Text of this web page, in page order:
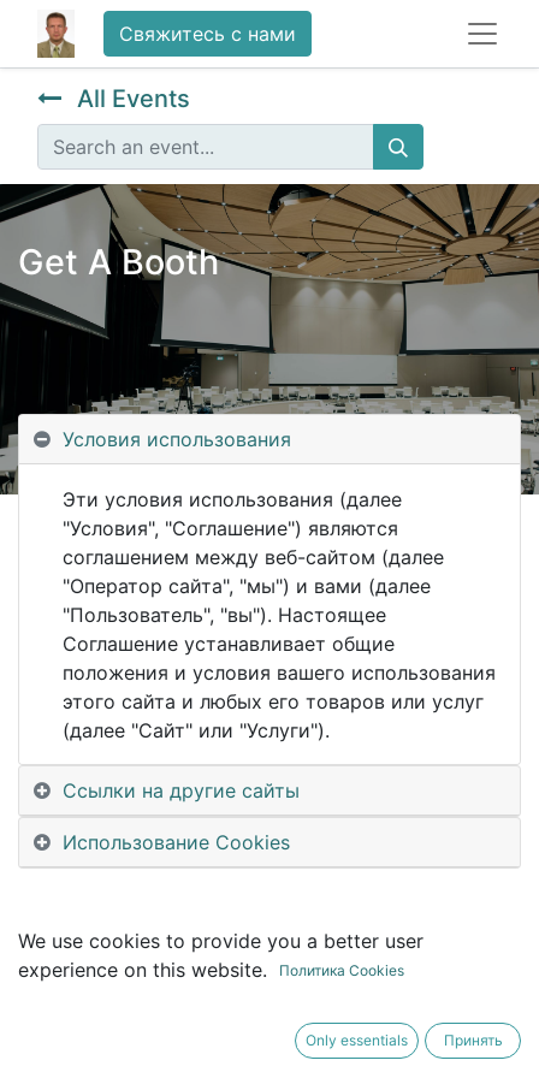
Свяжитесь с нами
All Events
Get A Booth
This event is finished. It's no longer possible to
book a booth.
Условия использования
Эти условия использования (далее
"Условия", "Соглашение") являются
соглашением между веб-сайтом (далее
"Оператор сайта", "мы") и вами (далее
"Пользователь", "вы"). Настоящее
Соглашение устанавливает общие
положения и условия вашего использования
этого сайта и любых его товаров или услуг
(далее "Сайт" или "Услуги").
Ссылки на другие сайты
Использование Cookies
We use cookies to provide you a better user
experience on this website.
Политика Cookies
Only essentials Принять